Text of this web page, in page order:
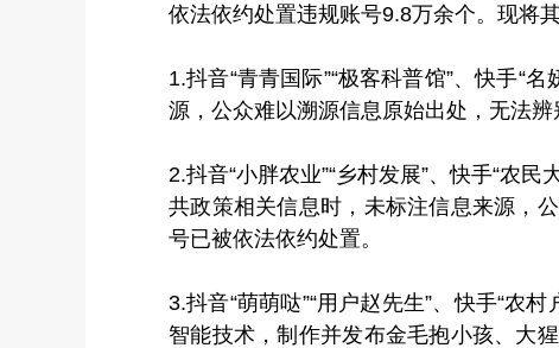
依法依约处置违规账号9.8万余个。现将
1.抖音“青青国际”“极客科普馆”、快手“
源，公众难以溯源信息原始出处，无法
2.抖音“小胖农业”“乡村发展”、快手“农
共政策相关信息时，未标注信息来源，
号已被依法依约处置。
3.抖音“萌萌哒”“用户赵先生”、快手“农
智能技术，制作并发布金毛抱小孩、大